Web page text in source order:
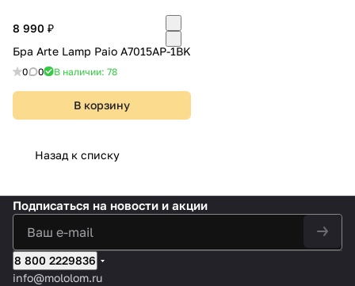
8 990 ₽
Бра Arte Lamp Paio A7015AP-1BK
0 0 В наличии: 78
В корзину
Назад к списку
Подписаться на новости и акции
8 800 2229836
info@mololom.ru